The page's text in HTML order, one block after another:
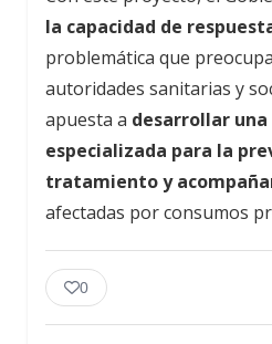
la capacidad de
problemática que
autoridades sanitarias y
apuesta a desarrollar
especializada para la
tratamiento y
afectadas por consumos
0